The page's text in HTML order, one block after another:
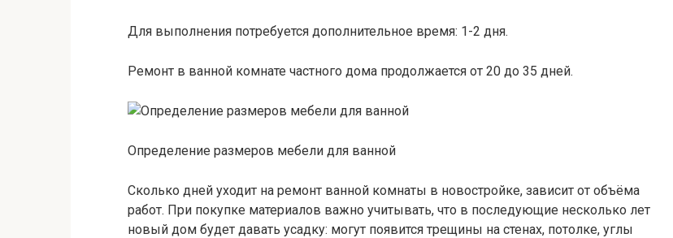
Для выполнения потребуется дополнительное время: 1-2 дня.
Ремонт в ванной комнате частного дома продолжается от 20 до 35 дней.
Определение размеров мебели для ванной
Сколько дней уходит на ремонт ванной комнаты в новостройке, зависит от объёма
работ. При покупке материалов важно учитывать, что в последующие несколько лет
новый дом будет давать усадку: могут появится трещины на стенах, потолке, углы